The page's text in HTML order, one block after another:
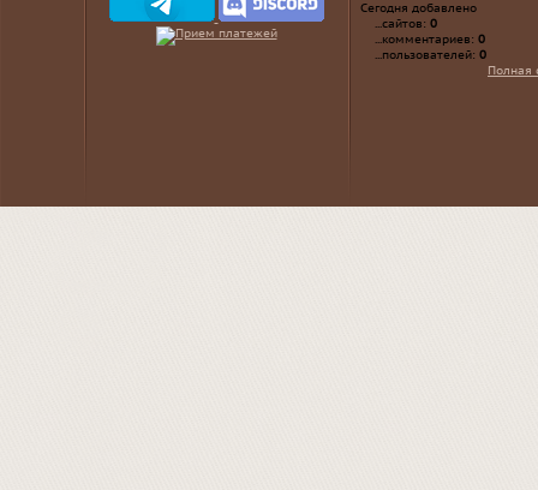
Сегодня добавлено
...сайтов: 0
...комментариев: 0
...пользователей: 0
Полная